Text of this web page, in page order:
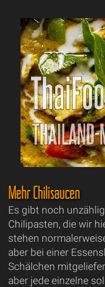
Mehr Chilisaucen
Es gibt noch
Chilipasten, die wir
stehen
aber bei einer
Schälchen
aber jede einzelne